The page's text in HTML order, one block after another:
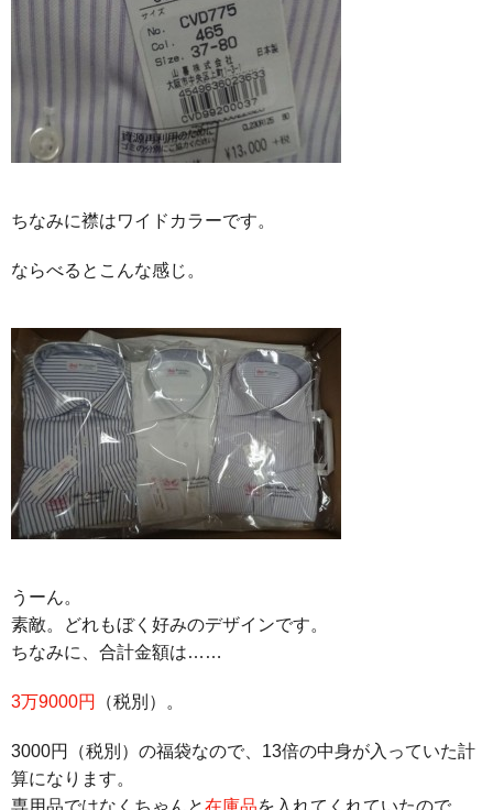
ちなみに襟はワイドカラーです。
ならべるとこんな感じ。
うーん。
素敵。どれもぼく好みのデザインです。
ちなみに、合計金額は……
3万9000円 （税別）。
3000円（税別）の福袋なので、13倍の中身が入っていた計
算になります。